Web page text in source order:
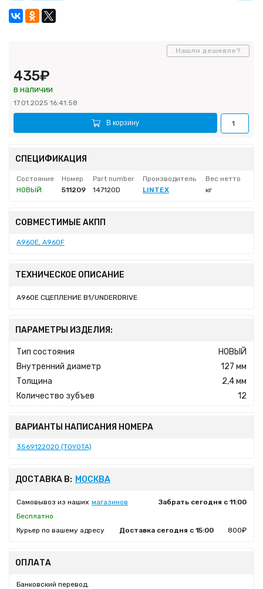
435₽
в наличии
17.01.2025 16:41:58
В корзину
Нашли дешевле?
СПЕЦИФИКАЦИЯ
Состояние Номер Part number Производитель
Вес нетто
НОВЫЙ
511209 147120D LINTEX кг
СОВМЕСТИМЫЕ АКПП
A960E, A960F
ТЕХНИЧЕСКОЕ ОПИСАНИЕ
A960E СЦЕПЛЕНИЕ B1/UNDERDRIVE
ПАРАМЕТРЫ ИЗДЕЛИЯ:
Тип состояния
НОВЫЙ
Внутренний диаметр
127 мм
Толщина
2,4 мм
Количество зубъев
12
ВАРИАНТЫ НАПИСАНИЯ НОМЕРА
3569122020 (TOYOTA)
ДОСТАВКА В: МОСКВА
Самовывоз из наших магазинов
Забрать сегодня с 11:00
Бесплатно
Курьер по вашему адресу
Доставка сегодня с 15:00 800₽
ОПЛАТА
Банковский перевод,